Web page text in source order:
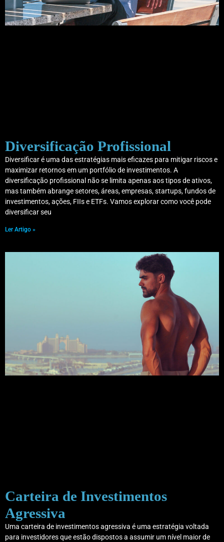
Diversificação Profissional
Diversificar é uma das estratégias mais eficazes para mitigar riscos e
maximizar retornos em um portfólio de investimentos. A
diversificação profissional não se limita apenas aos tipos de ativos,
mas também abrange setores, áreas, empresas, startups, fundos de
investimentos, ações, FIIs e ETFs. Vamos explorar como você pode
diversificar seu
Ler Artigo »
Carteira de Investimentos
Agressiva
Uma carteira de investimentos agressiva é uma estratégia voltada
para investidores que estão dispostos a assumir um nível maior de